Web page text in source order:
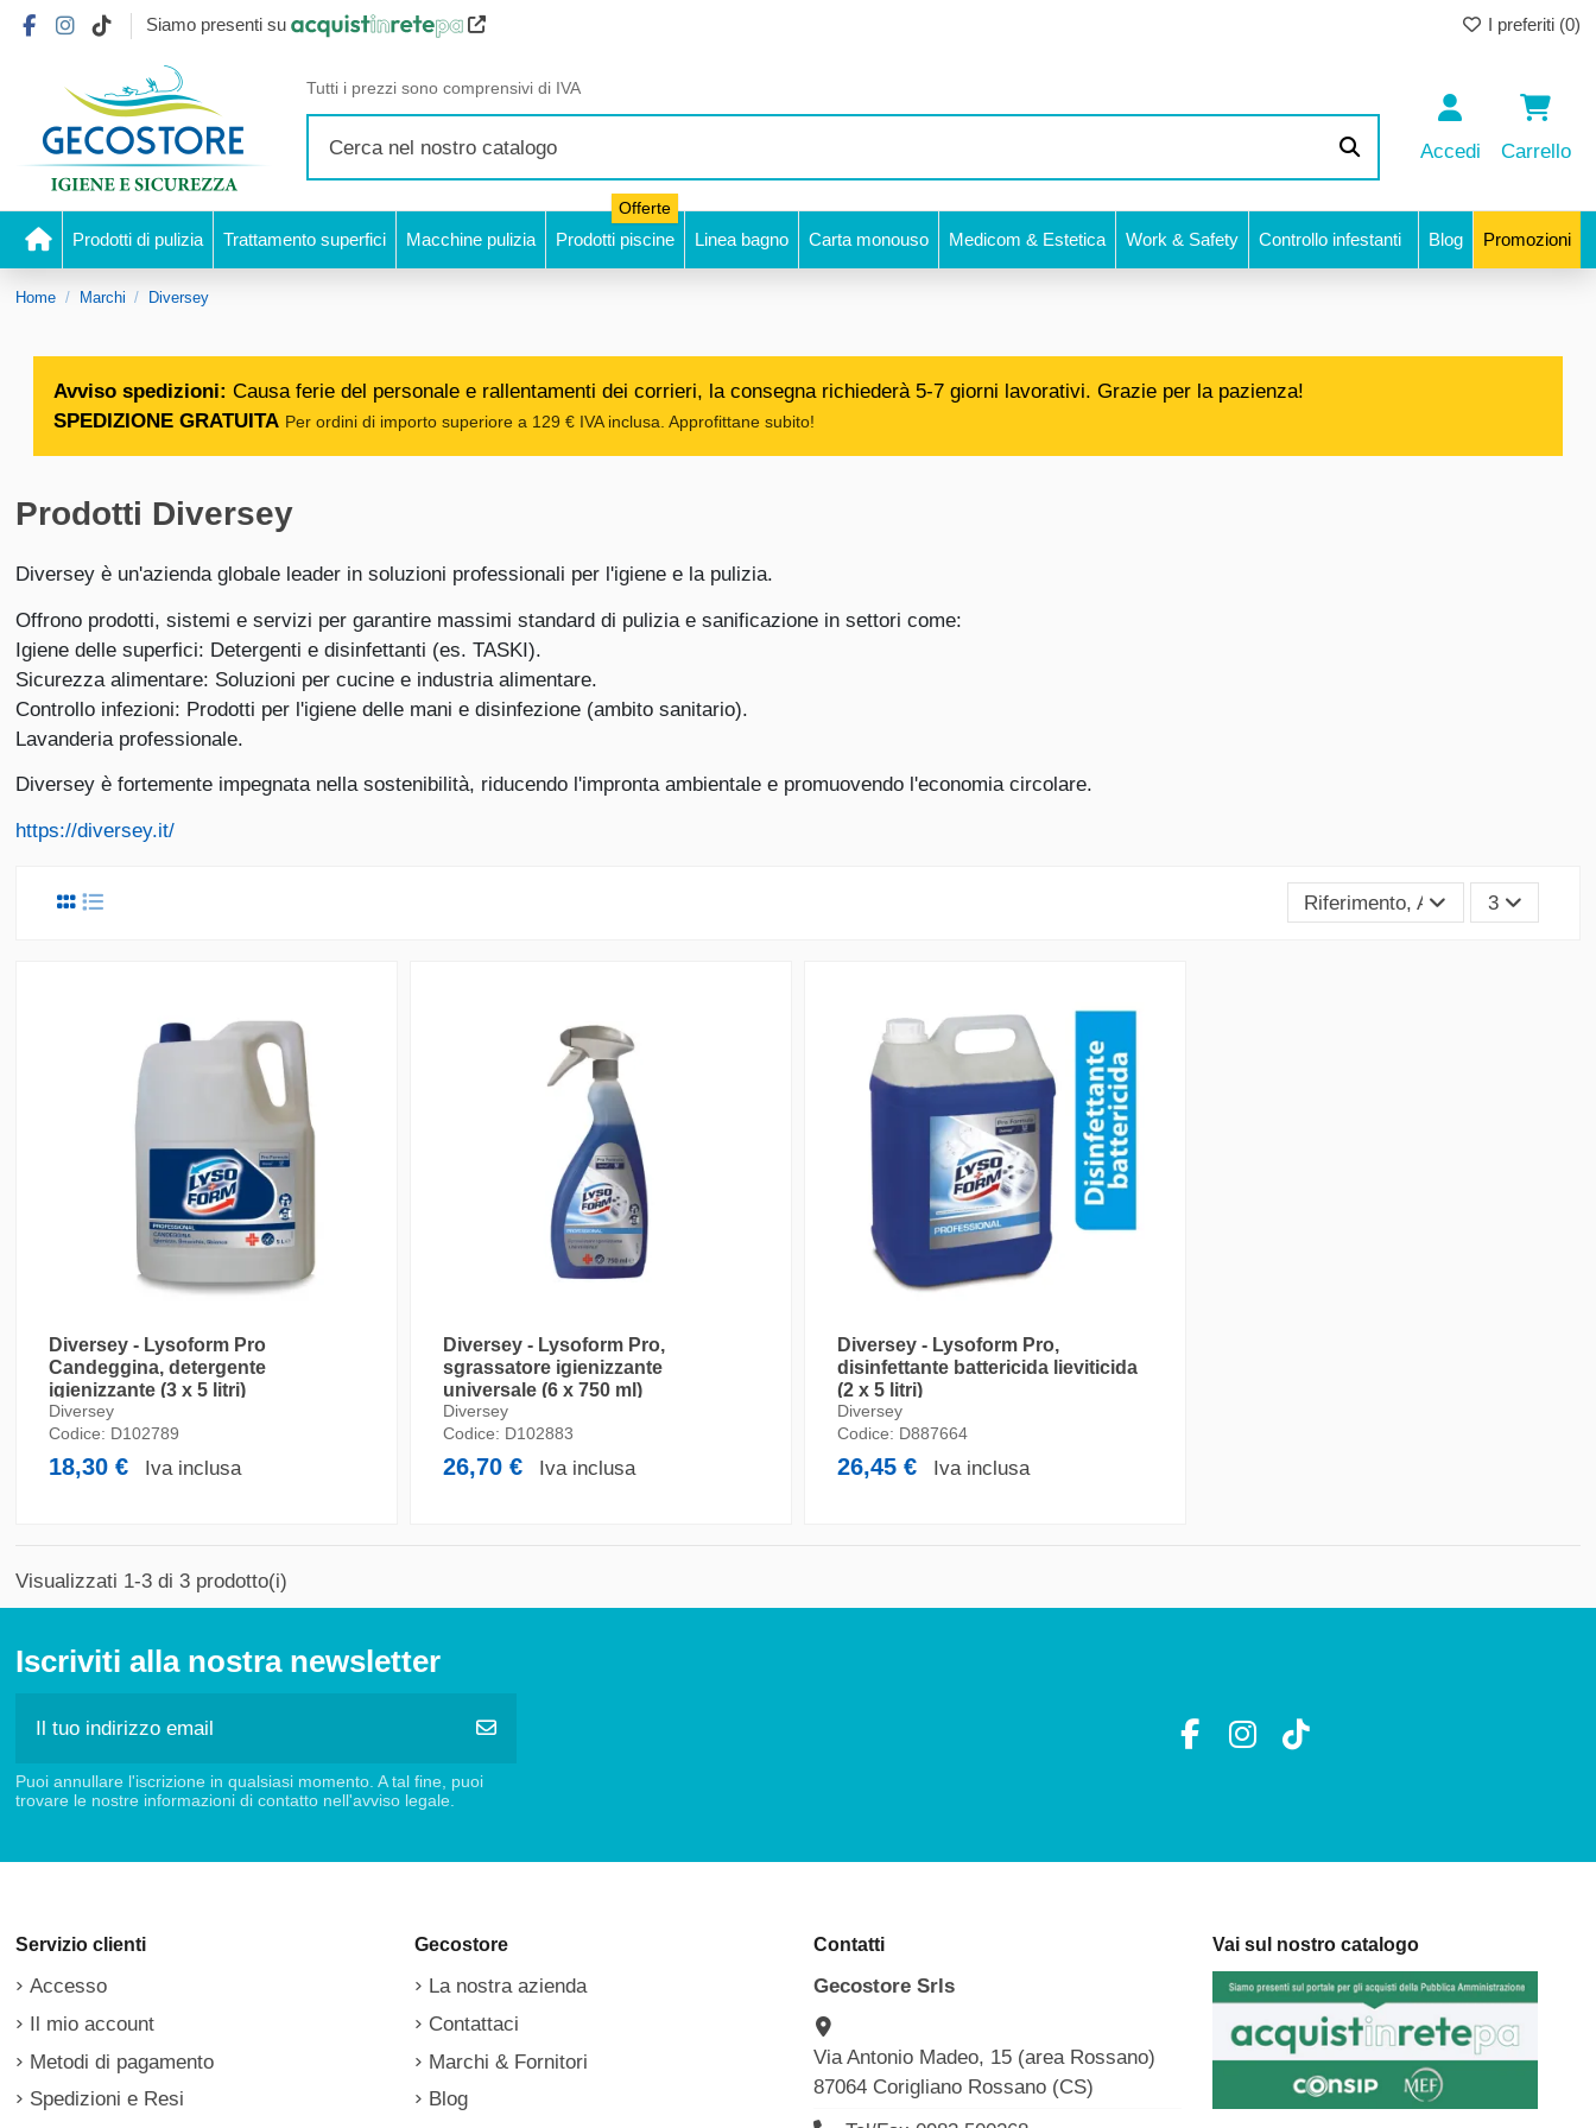
Siamo presenti su I preferiti (0)
Tutti i prezzi sono comprensivi di IVA
Accedi Carrello
Prodotti di pulizia Trattamento superfici Macchine pulizia Prodotti piscine
Offerte
Linea bagno Carta monouso Medicom & Estetica Work & Safety Controllo infestanti Promozioni
Blog
Home Marchi Diversey
Avviso spedizioni: Causa ferie del personale e rallentamenti dei corrieri, la consegna richiederà 5-7 giorni lavorativi. Grazie per la pazienza!
SPEDIZIONE GRATUITA Per ordini di importo superiore a 129 € IVA inclusa. Approfittane subito!
Prodotti Diversey
Diversey è un'azienda globale leader in soluzioni professionali per l'igiene e la pulizia.
Offrono prodotti, sistemi e servizi per garantire massimi standard di pulizia e sanificazione in settori come:
Igiene delle superfici: Detergenti e disinfettanti (es. TASKI).
Sicurezza alimentare: Soluzioni per cucine e industria alimentare.
Controllo infezioni: Prodotti per l'igiene delle mani e disinfezione (ambito sanitario).
Lavanderia professionale.
Diversey è fortemente impegnata nella sostenibilità, riducendo l'impronta ambientale e promuovendo l'economia circolare.
https://diversey.it/
Riferimento, A - Z 3
Diversey - Lysoform Pro
Candeggina, detergente
igienizzante (3 x 5 litri)
Diversey
Codice: D102789
18,30 € Iva inclusa
Diversey - Lysoform Pro,
sgrassatore igienizzante
universale (6 x 750 ml)
Diversey
Codice: D102883
26,70 € Iva inclusa
Diversey - Lysoform Pro,
disinfettante battericida lieviticida
(2 x 5 litri)
Diversey
Codice: D887664
26,45 € Iva inclusa
Visualizzati 1-3 di 3 prodotto(i)
Iscriviti alla nostra newsletter
Puoi annullare l'iscrizione in qualsiasi momento. A tal fine, puoi
trovare le nostre informazioni di contatto nell'avviso legale.
Servizio clienti
Accesso
Il mio account
Metodi di pagamento
Spedizioni e Resi
Gecostore
La nostra azienda
Contattaci
Marchi & Fornitori
Blog
Contatti
Gecostore Srls
Via Antonio Madeo, 15 (area Rossano)
87064 Corigliano Rossano (CS)
Vai sul nostro catalogo